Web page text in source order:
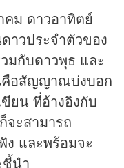
คม ดาวอาทิตย์
าวประจำตัวของ
มกับดาวพุธ และ
คือสัญญาณบ่งบอก
ยน ที่อ้างอิงกับ
ะสามารถ
และพร้อมจะ
นำ